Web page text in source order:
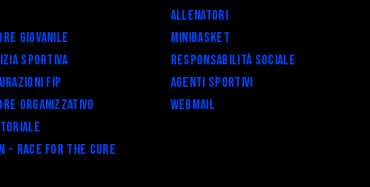
Allenatori
Giovanile
Minibasket
Sportiva
Responsabilità Sociale
FIP
Agenti Sportivi
Organizzativo
Webmail
- Race for the Cure